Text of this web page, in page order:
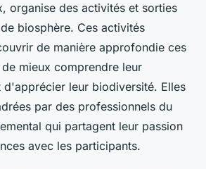
organise des activités et sorties
biosphère. Ces activités
de manière approfondie ces
mieux comprendre leur
d'apprécier leur biodiversité. Elles
par des professionnels du
qui partagent leur passion
avec les participants.